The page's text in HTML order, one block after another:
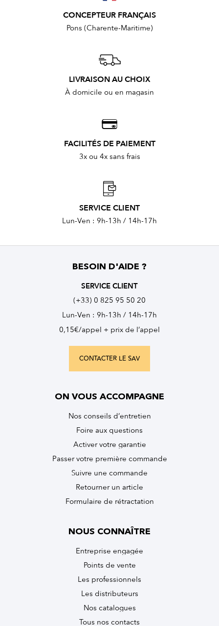
CONCEPTEUR FRANÇAIS
Pons (Charente-Maritime)
LIVRAISON AU CHOIX
À domicile ou en magasin
FACILITÉS DE PAIEMENT
3x ou 4x sans frais
SERVICE CLIENT
Lun-Ven : 9h-13h / 14h-17h
BESOIN D'AIDE ?
SERVICE CLIENT
(+33) 0 825 95 50 20
Lun-Ven : 9h-13h / 14h-17h
0,15€/appel + prix de l’appel
CONTACTER LE SAV
ON VOUS ACCOMPAGNE
Nos conseils d’entretien
Foire aux questions
Activer votre garantie
Passer votre première commande
Suivre une commande
Retourner un article
Formulaire de rétractation
NOUS CONNAÎTRE
Entreprise engagée
Points de vente
Les professionnels
Les distributeurs
Nos catalogues
Tous nos contacts